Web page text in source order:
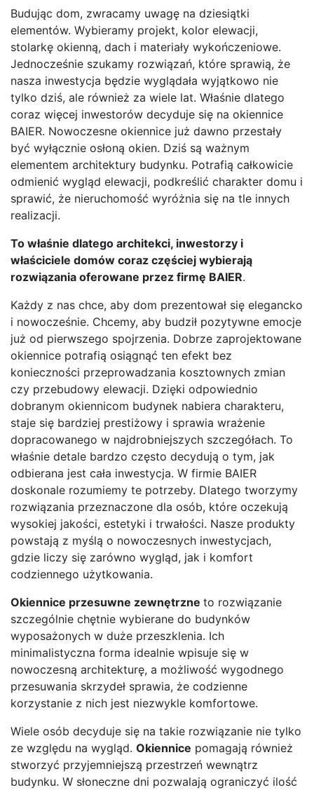
Budując dom, zwracamy uwagę na dziesiątki
elementów. Wybieramy projekt, kolor elewacji,
stolarkę okienną, dach i materiały wykończeniowe.
Jednocześnie szukamy rozwiązań, które sprawią, że
nasza inwestycja będzie wyglądała wyjątkowo nie
tylko dziś, ale również za wiele lat. Właśnie dlatego
coraz więcej inwestorów decyduje się na okiennice
BAIER. Nowoczesne okiennice już dawno przestały
być wyłącznie osłoną okien. Dziś są ważnym
elementem architektury budynku. Potrafią całkowicie
odmienić wygląd elewacji, podkreślić charakter domu i
sprawić, że nieruchomość wyróżnia się na tle innych
realizacji.
To właśnie dlatego architekci, inwestorzy i
właściciele domów coraz częściej wybierają
rozwiązania oferowane przez firmę BAIER.
Każdy z nas chce, aby dom prezentował się elegancko
i nowocześnie. Chcemy, aby budził pozytywne emocje
już od pierwszego spojrzenia. Dobrze zaprojektowane
okiennice potrafią osiągnąć ten efekt bez
konieczności przeprowadzania kosztownych zmian
czy przebudowy elewacji. Dzięki odpowiednio
dobranym okiennicom budynek nabiera charakteru,
staje się bardziej prestiżowy i sprawia wrażenie
dopracowanego w najdrobniejszych szczegółach. To
właśnie detale bardzo często decydują o tym, jak
odbierana jest cała inwestycja. W firmie BAIER
doskonale rozumiemy te potrzeby. Dlatego tworzymy
rozwiązania przeznaczone dla osób, które oczekują
wysokiej jakości, estetyki i trwałości. Nasze produkty
powstają z myślą o nowoczesnych inwestycjach,
gdzie liczy się zarówno wygląd, jak i komfort
codziennego użytkowania.
Okiennice przesuwne zewnętrzne to rozwiązanie
szczególnie chętnie wybierane do budynków
wyposażonych w duże przeszklenia. Ich
minimalistyczna forma idealnie wpisuje się w
nowoczesną architekturę, a możliwość wygodnego
przesuwania skrzydeł sprawia, że codzienne
korzystanie z nich jest niezwykle komfortowe.
Wiele osób decyduje się na takie rozwiązanie nie tylko
ze względu na wygląd. Okiennice pomagają również
stworzyć przyjemniejszą przestrzeń wewnątrz
budynku. W słoneczne dni pozwalają ograniczyć ilość